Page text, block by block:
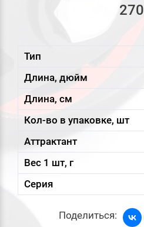
270
Тип
Длина, дюйм
Длина, см
Кол-во в упаковке, шт
Аттрактант
Вес 1 шт, г
Серия
Поделиться: